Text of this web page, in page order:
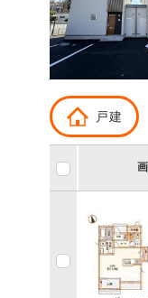
戸建